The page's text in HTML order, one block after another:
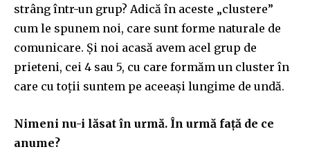
strâng într-un grup? Adică în aceste „clustere”
cum le spunem noi, care sunt forme naturale de
comunicare. Și noi acasă avem acel grup de
prieteni, cei 4 sau 5, cu care formăm un cluster în
care cu toții suntem pe aceeași lungime de undă.
Nimeni nu-i lăsat în urmă. În urmă față de ce
anume?